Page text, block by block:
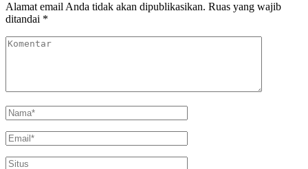
Alamat email Anda tidak akan dipublikasikan. Ruas yang wajib
ditandai *